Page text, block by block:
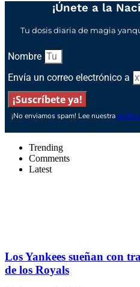
¡Únete a la
Tu dosis diaria de magia
Nombre
Envía un correo electrónico a
¡Suscríbete ya!
¡No enviamos spam! Lee nuestra
Trending
Comments
Latest
Los Yankees sueñan con
de los Royals